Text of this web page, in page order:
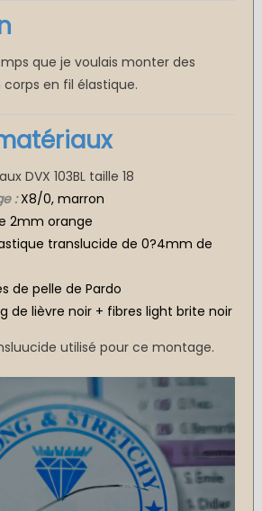
que je voulais monter des
en fil élastique.
DVX 103BL taille 18
: X8/0, marron
2mm orange
translucide de 0?4mm de
de pelle de Pardo
de lièvre noir + fibres light brite noir
utilisé pour ce montage.